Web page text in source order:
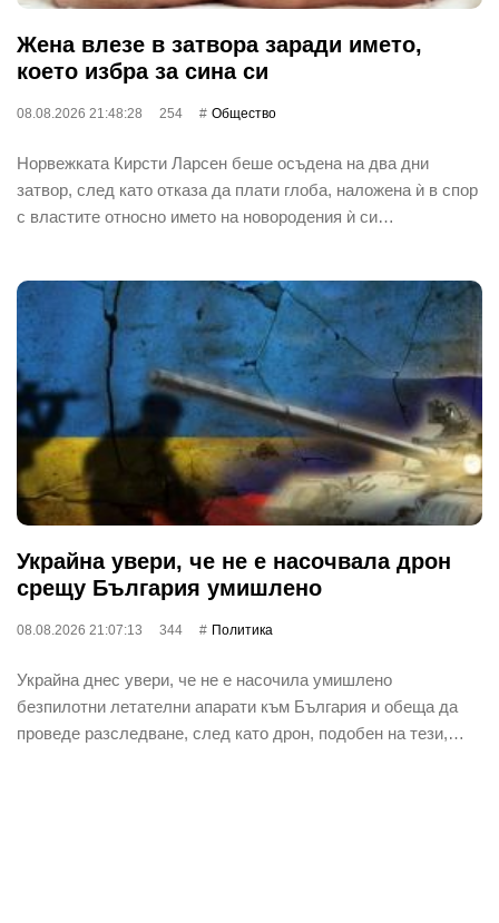
Жена влезе в затвора заради името,
което избра за сина си
08.08.2026 21:48:28 254 Общество
Норвежката Кирсти Ларсен беше осъдена на два дни
затвор, след като отказа да плати глоба, наложена ѝ в спор
с властите относно името на новородения ѝ си…
Украйна увери, че не е насочвала дрон
срещу България умишлено
08.08.2026 21:07:13 344 Политика
Украйна днес увери, че не е насочила умишлено
безпилотни летателни апарати към България и обеща да
проведе разследване, след като дрон, подобен на тези,…